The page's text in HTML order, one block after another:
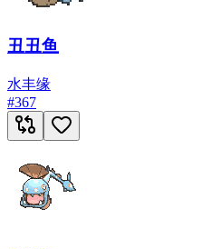
丑丑鱼
水丰缘
#367